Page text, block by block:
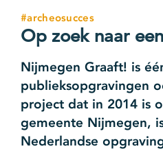
#archeosucces
Op zoek naar
Nijmegen Graaft! is
publieksopgravingen
project dat in 2014 is
gemeente Nijmegen,
Nederlandse